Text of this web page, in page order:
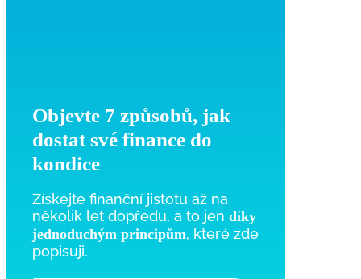
Objevte 7 způsobů, jak
dostat své finance do
kondice
Získejte finanční jistotu až na
několik let dopředu, a to jen díky
jednoduchým principům, které zde
popisuji.